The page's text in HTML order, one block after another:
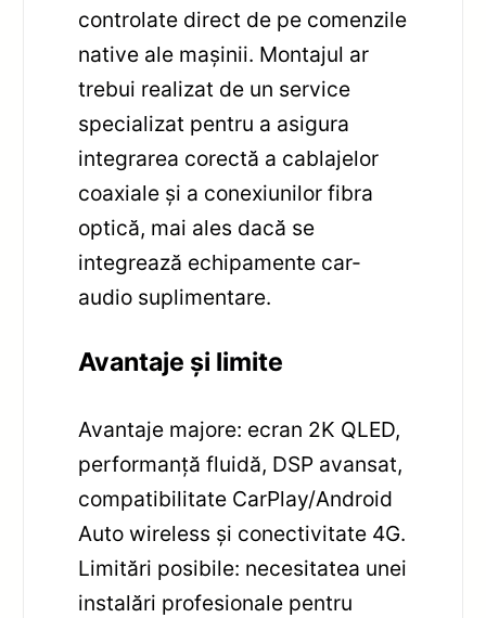
controlate direct de pe comenzile
native ale mașinii. Montajul ar
trebui realizat de un service
specializat pentru a asigura
integrarea corectă a cablajelor
coaxiale și a conexiunilor fibra
optică, mai ales dacă se
integrează echipamente car-
audio suplimentare.
Avantaje și limite
Avantaje majore: ecran 2K QLED,
performanță fluidă, DSP avansat,
compatibilitate CarPlay/Android
Auto wireless și conectivitate 4G.
Limitări posibile: necesitatea unei
instalări profesionale pentru